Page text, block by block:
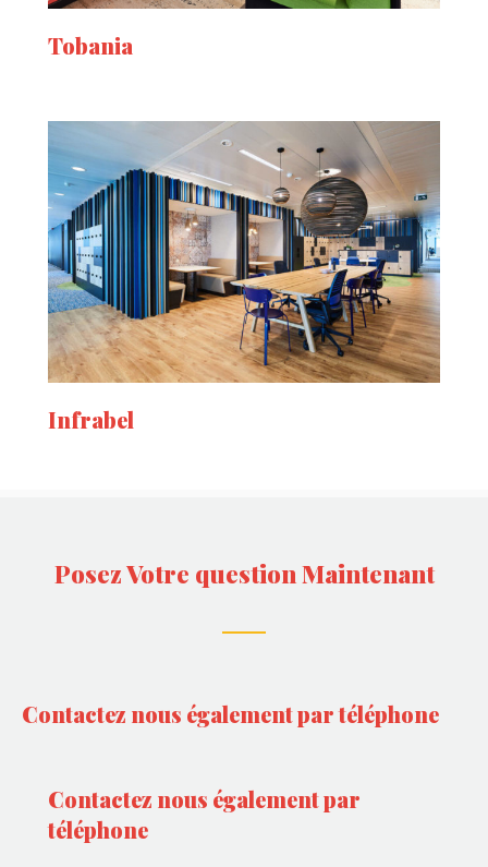
Tobania
Infrabel
Posez Votre question Maintenant
Contactez nous également par téléphone
Contactez nous également par
téléphone